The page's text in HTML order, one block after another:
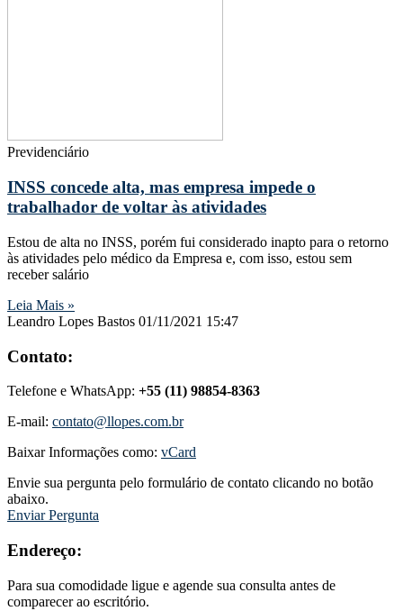
Previdenciário
INSS concede alta, mas empresa impede o
trabalhador de voltar às atividades
Estou de alta no INSS, porém fui considerado inapto para o retorno
às atividades pelo médico da Empresa e, com isso, estou sem
receber salário
Leia Mais »
Leandro Lopes Bastos 01/11/2021 15:47
Contato:
Telefone e WhatsApp: +55 (11) 98854-8363
E-mail: contato@llopes.com.br
Baixar Informações como: vCard
Envie sua pergunta pelo formulário de contato clicando no botão
abaixo.
Enviar Pergunta
Endereço:
Para sua comodidade ligue e agende sua consulta antes de
comparecer ao escritório.